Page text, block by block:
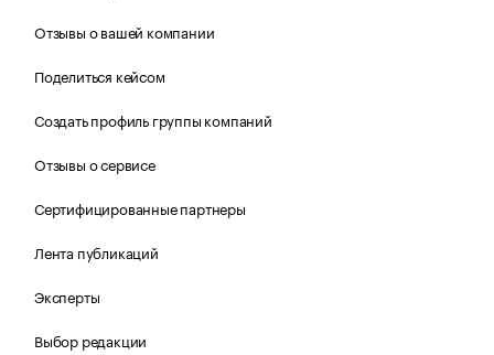
Отзывы о вашей компании
Поделиться кейсом
Создать профиль группы компаний
Отзывы о сервисе
Сертифицированные партнеры
Лента публикаций
Эксперты
Выбор редакции